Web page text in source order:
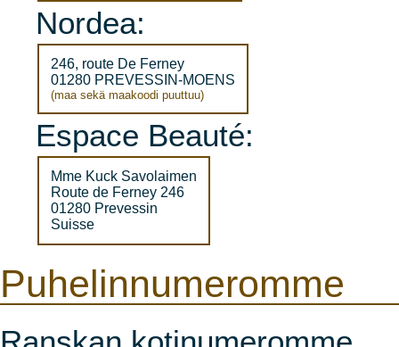
Nordea:
246, route De Ferney
01280 PREVESSIN-MOENS
(maa sekä maakoodi puuttuu)
Espace Beauté:
Mme Kuck Savolaimen
Route de Ferney 246
01280 Prevessin
Suisse
Puhelinnumeromme